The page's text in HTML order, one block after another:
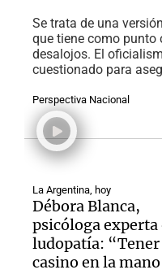
Se trata de una
que tiene como
desalojos. El
cuestionado para
Perspectiva Nacional
La Argentina, hoy
Débora Blanca,
psicóloga experta
ludopatía: “Tener
casino en la mano